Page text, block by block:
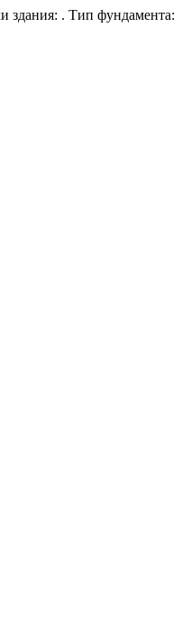
здания: . Тип фундамента: